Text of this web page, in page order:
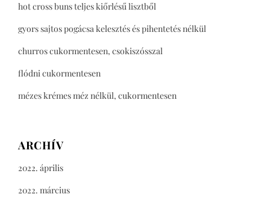
hot cross buns teljes kiőrlésű lisztből
gyors sajtos pogácsa kelesztés és pihentetés nélkül
churros cukormentesen, csokiszósszal
flódni cukormentesen
mézes krémes méz nélkül, cukormentesen
ARCHÍV
2022. április
2022. március